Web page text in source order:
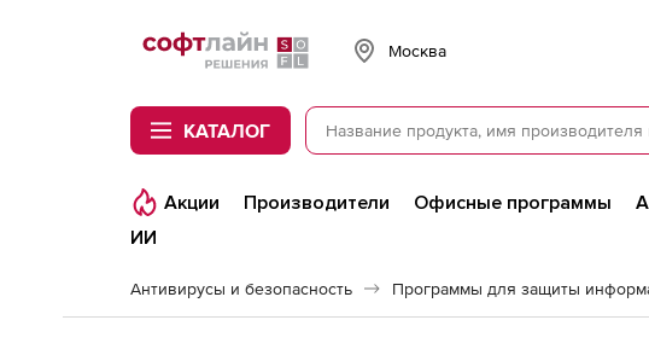
Softline
Москва
КАТАЛОГ
Акции Производители Офисные программы
ИИ
Антивирусы и безопасность Программы для защиты